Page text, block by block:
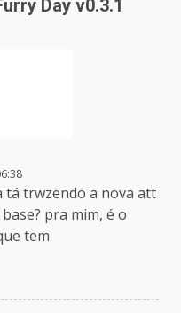
Day v0.3.1
tá trwzendo a nova att
pra mim, é o
tem